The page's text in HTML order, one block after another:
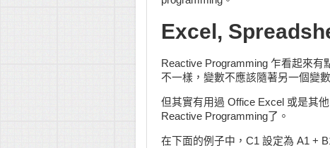
Excel,
Reactive Programming 乍看起來
不一樣，變數不應該隨著另一個變
但其實有用過 Office Excel 或是其
Reactive Programming了。
在下面的例子中，C1 設定為 A1 +